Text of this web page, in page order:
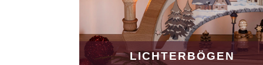
LICHTERBÖGEN